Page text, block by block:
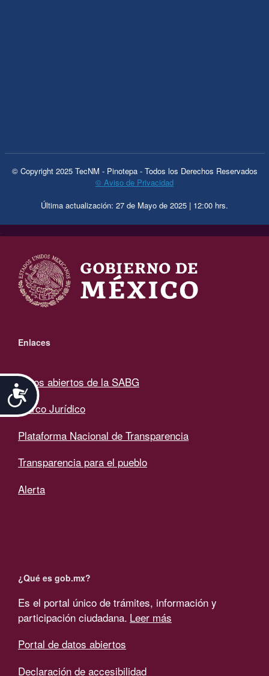
Accesibilidad
© Copyright 2025 TecNM - Pinotepa - Todos los Derechos Reservados
© Aviso de Privacidad
Última actualización: 27 de Mayo de 2025 | 12:00 hrs.
Enlaces
Datos abiertos de la SABG
Marco Jurídico
Plataforma Nacional de Transparencia
Transparencia para el pueblo
Alerta
¿Qué es gob.mx?
Es el portal único de trámites, información y
participación ciudadana. Leer más
Portal de datos abiertos
Declaración de accesibilidad